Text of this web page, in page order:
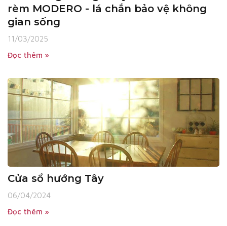
rèm MODERO - lá chắn bảo vệ không
gian sống
11/03/2025
Đọc thêm »
Cửa sổ hướng Tây
06/04/2024
Đọc thêm »